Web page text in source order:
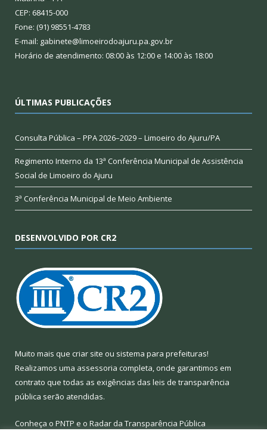
CEP: 68415-000
Fone: (91) 98551-4783
E-mail: gabinete@limoeirodoajuru.pa.gov.br
Horário de atendimento: 08:00 às 12:00 e 14:00 às 18:00
ÚLTIMAS PUBLICAÇÕES
Consulta Pública – PPA 2026–2029 – Limoeiro do Ajuru/PA
Regimento Interno da 13ª Conferência Municipal de Assistência
Social de Limoeiro do Ajuru
3ª Conferência Municipal de Meio Ambiente
DESENVOLVIDO POR CR2
Muito mais que criar site ou sistema para prefeituras!
Realizamos uma assessoria completa, onde garantimos em
contrato que todas as exigências das leis de transparência
pública serão atendidas.
Conheça o PNTP e o Radar da Transparência Pública